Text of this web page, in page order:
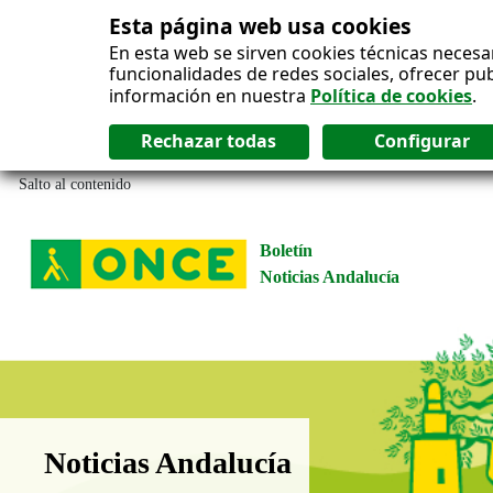
Esta página web usa cookies
En esta web se sirven cookies técnicas
funcionalidades de redes sociales, ofrecer
información en nuestra Política de cookies.
Salto al contenido
Boletín
Noticias Andalucía
Boletín Noticias Andalucía
Noticias Andalucía